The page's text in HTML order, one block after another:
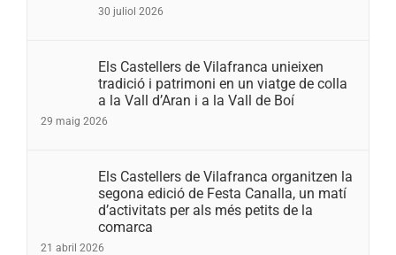
30 juliol 2026
Els Castellers de Vilafranca unieixen
tradició i patrimoni en un viatge de colla
a la Vall d’Aran i a la Vall de Boí
29 maig 2026
Els Castellers de Vilafranca organitzen la
segona edició de Festa Canalla, un matí
d’activitats per als més petits de la
comarca
21 abril 2026